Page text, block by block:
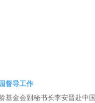
督导工作
基金会副秘书长李安晋赴